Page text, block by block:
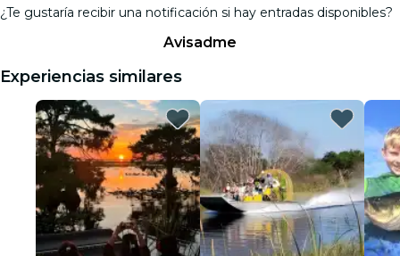
¿Te gustaría recibir una notificación si hay entradas disponibles?
Avisadme
Experiencias similares